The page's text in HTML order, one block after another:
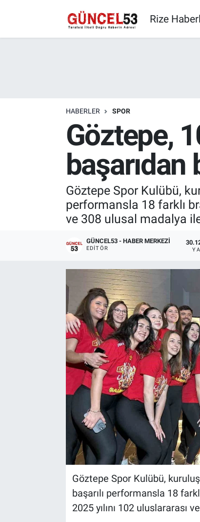
Rize
HABERLER SPOR
Göztepe,
başarıdan
Göztepe Spor Kulübü,
performansla 18 farklı
ve 308 ulusal madalya
GÜNCEL53 - HABER MERKEZI
EDITÖR
Göztepe Spor Kulübü,
başarılı performansla 18
2025 yılını 102 uluslararası